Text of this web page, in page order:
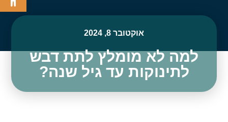
אוקטובר 8, 2024
למה לא מומלץ לתת דבש
לתינוקות עד גיל שנה?